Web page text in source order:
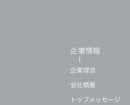
企業情報
企業理念
会社概要
トップメッセージ